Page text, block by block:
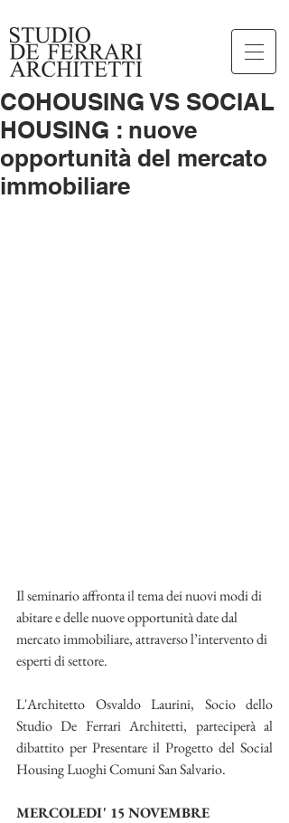
COHOUSING VS SOCIAL
HOUSING : nuove
opportunità del mercato
immobiliare
Il seminario affronta il tema dei nuovi modi di
abitare e delle nuove opportunità date dal
mercato immobiliare, attraverso l’intervento di
esperti di settore.
L'Architetto Osvaldo Laurini, Socio dello
Studio De Ferrari Architetti, parteciperà al
dibattito per Presentare il Progetto del Social
Housing Luoghi Comuni San Salvario.
MERCOLEDI' 15 NOVEMBRE